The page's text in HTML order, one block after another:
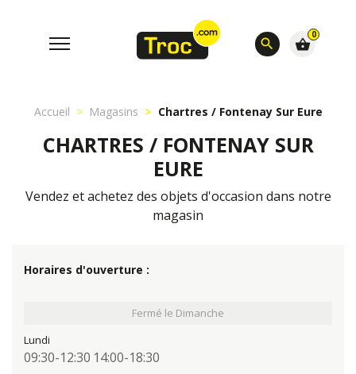
search
0
shopping_basket
Accueil Magasins Chartres / Fontenay Sur Eure
CHARTRES / FONTENAY SUR
EURE
Vendez et achetez des objets d'occasion dans notre
magasin
Horaires d'ouverture :
Fermé le Dimanche
Lundi
09:30-12:30 14:00-18:30